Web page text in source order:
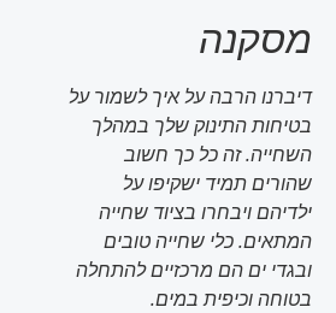
מסקנה
דיברנו הרבה על איך לשמור על
בטיחות התינוק שלך במהלך
השחייה. זה כל כך חשוב
שהורים תמיד ישקיפו על
ילדיהם ויבחרו בציוד שחייה
המתאים. כלי שחייה טובים
ובגדי ים הם מרכזיים להתחלה
בטוחה וכיפית במים.